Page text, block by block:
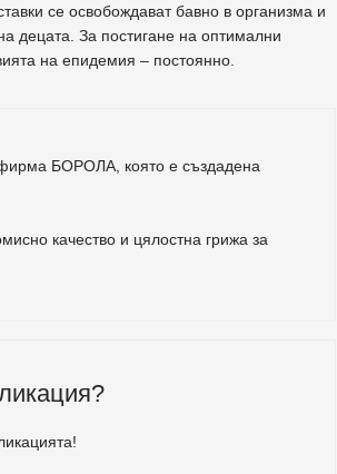
се освобождават бавно в организма и
децата. За постигане на оптимални
на епидемия – постоянно.
БОРОЛА , която е създадена
качество и цялостна грижа за